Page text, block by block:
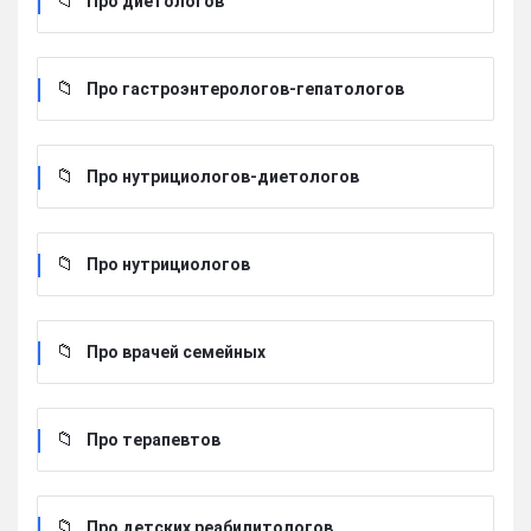
Про гастроэнтерологов-гепатологов
Про нутрициологов-диетологов
Про нутрициологов
Про врачей семейных
Про терапевтов